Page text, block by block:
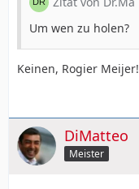
Um wen zu holen?
Keinen, Rogier Meijer!
DiMatteo
Meister